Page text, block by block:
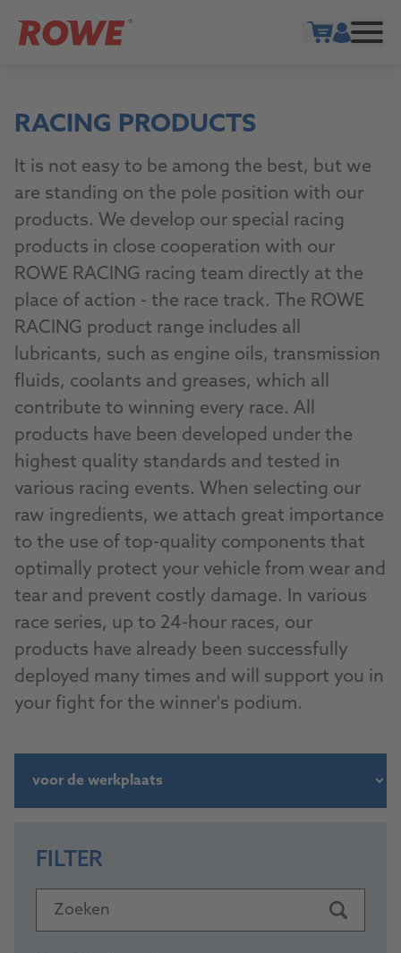
RACING PRODUCTS
It is not easy to be among the best, but we
are standing on the pole position with our
products. We develop our special racing
products in close cooperation with our
ROWE RACING racing team directly at the
place of action - the race track. The ROWE
RACING product range includes all
lubricants, such as engine oils, transmission
fluids, coolants and greases, which all
contribute to winning every race. All
products have been developed under the
highest quality standards and tested in
various racing events. When selecting our
raw ingredients, we attach great importance
to the use of top-quality components that
optimally protect your vehicle from wear and
tear and prevent costly damage. In various
race series, up to 24-hour races, our
products have already been successfully
deployed many times and will support you in
your fight for the winner's podium.
FILTER
Zoeken